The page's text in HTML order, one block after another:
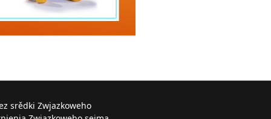
srědki Zwjazkoweho